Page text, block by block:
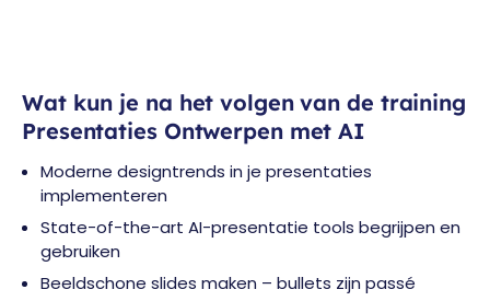
Wat kun je na het volgen van de training
Presentaties Ontwerpen met AI
Moderne designtrends in je presentaties
implementeren
State-of-the-art AI-presentatie tools begrijpen en
gebruiken
Beeldschone slides maken – bullets zijn passé